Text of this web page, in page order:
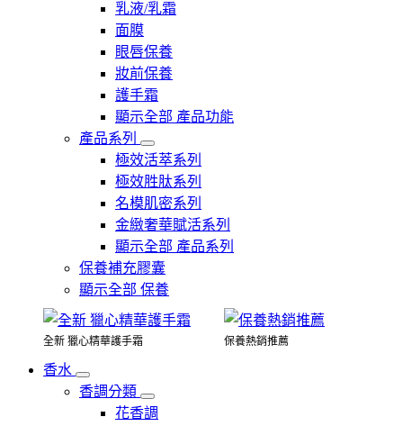
乳液/乳霜
面膜
眼唇保養
妝前保養
護手霜
顯示全部 產品功能
產品系列
極效活萃系列
極效胜肽系列
名模肌密系列
金緻奢華賦活系列
顯示全部 產品系列
保養補充膠囊
顯示全部 保養
全新 獵心精華護手霜 保養熱銷推薦
香水
香調分類
花香調